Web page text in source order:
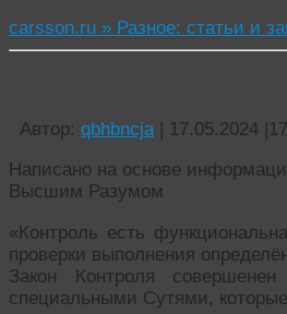
carsson.ru » Разное: статьи и
Автор: qbhbncja | 17.05.2024 |
Написано на основе
Высшим Разумом
«Контроль есть
проверки выполнения
Закон Контроля
специальными Сутями,